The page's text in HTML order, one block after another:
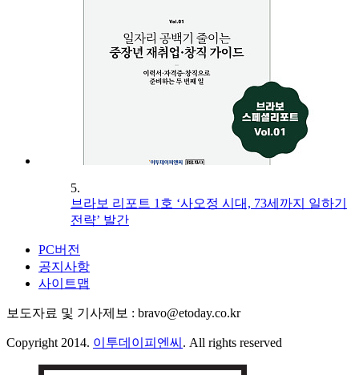
5.
브라보 리포트 1호 ‘사오정 시대, 73세까지 일하기
전략’ 발간
PC버전
공지사항
사이트맵
보도자료 및 기사제보 : bravo@etoday.co.kr
Copyright 2014. 이투데이피엔씨 . All rights reserved